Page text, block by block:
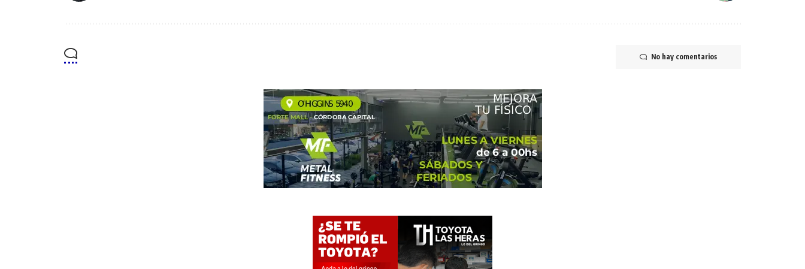
No hay comentarios